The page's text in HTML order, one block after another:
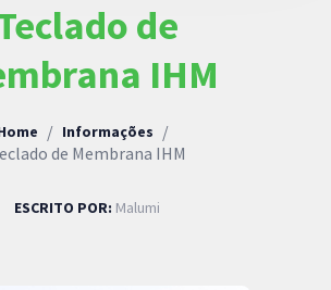
de
IHM
/ Informações /
de Membrana IHM
ESCRITO POR: Malumi